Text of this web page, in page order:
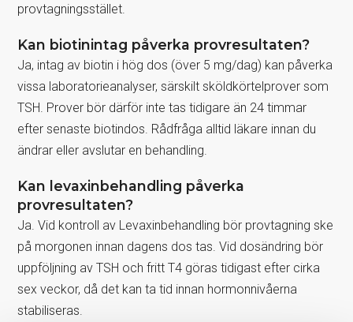
provtagningsstället.
Kan biotinintag påverka provresultaten?
Ja, intag av biotin i hög dos (över 5 mg/dag) kan påverka
vissa laboratorieanalyser, särskilt sköldkörtelprover som
TSH. Prover bör därför inte tas tidigare än 24 timmar
efter senaste biotindos. Rådfråga alltid läkare innan du
ändrar eller avslutar en behandling.
Kan levaxinbehandling påverka
provresultaten?
Ja. Vid kontroll av Levaxinbehandling bör provtagning ske
på morgonen innan dagens dos tas. Vid dosändring bör
uppföljning av TSH och fritt T4 göras tidigast efter cirka
sex veckor, då det kan ta tid innan hormonnivåerna
stabiliseras.